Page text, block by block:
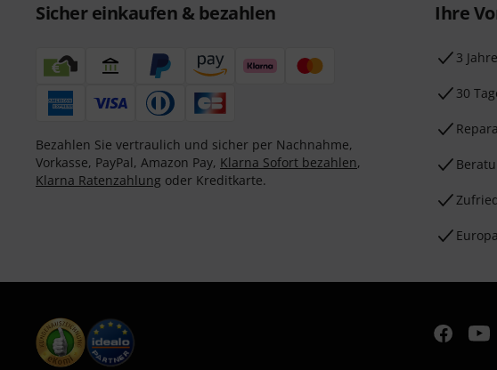
Sicher einkaufen & bezahlen
Bezahlen Sie vertraulich und sicher per Nachnahme,
Vorkasse, PayPal, Amazon Pay, Klarna Sofort bezahlen,
Klarna Ratenzahlung oder Kreditkarte.
Ihre
3
30